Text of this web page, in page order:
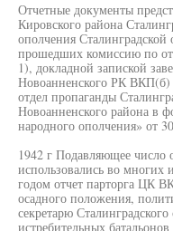
Отчетные документы
Кировского района
ополчения Сталинградской
прошедших комиссию по
1), докладной запиской
Новоанненского РК ВКП(б)
отдел пропаганды
Новоанненского района в
народного ополчения» от
1942 г Подавляющее число
использовались во многих
годом отчет парторга ЦК
осадного положения,
секретарю
истребительных